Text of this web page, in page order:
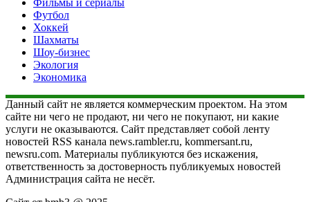
Фильмы и сериалы
Футбол
Хоккей
Шахматы
Шоу-бизнес
Экология
Экономика
Данный сайт не является коммерческим проектом. На этом
сайте ни чего не продают, ни чего не покупают, ни какие
услуги не оказываются. Сайт представляет собой ленту
новостей RSS канала news.rambler.ru, kommersant.ru,
newsru.com. Материалы публикуются без искажения,
ответственность за достоверность публикуемых новостей
Администрация сайта не несёт.